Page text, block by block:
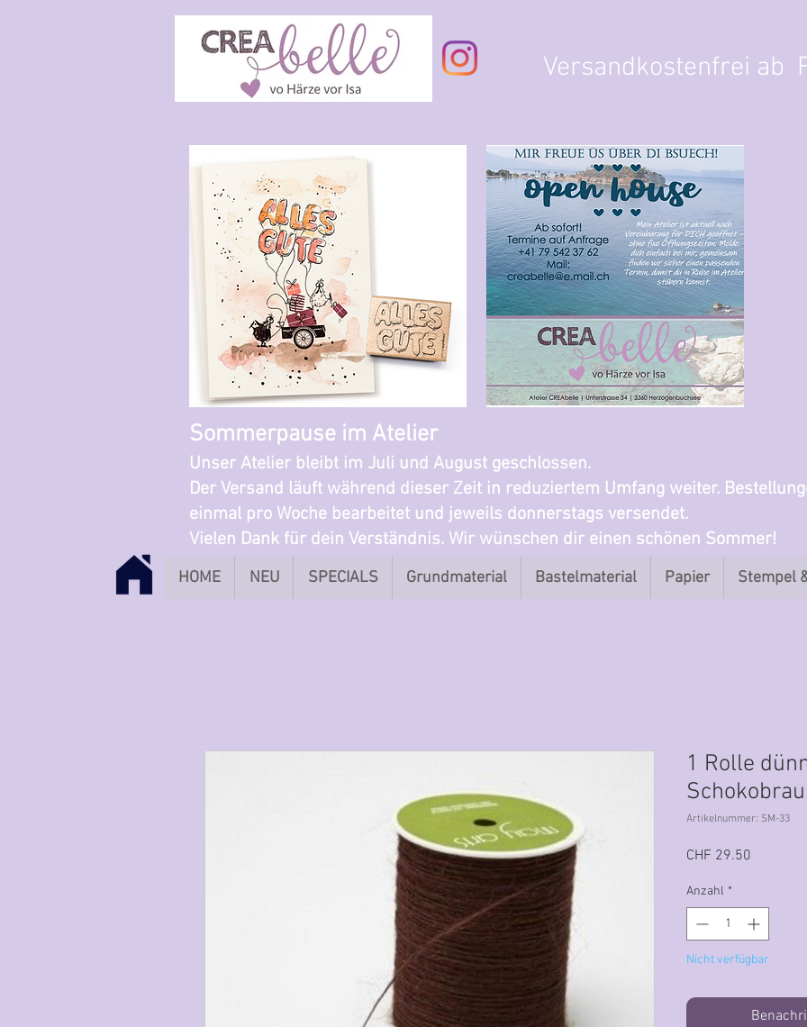
Versandkostenfrei ab
Sommerpause im Atelier
Unser Atelier bleibt im Juli und August geschlossen.
Der Versand läuft während dieser Zeit in reduziertem Umfang weiter.
einmal pro Woche bearbeitet und jeweils donnerstags versendet.
Vielen Dank für dein Verständnis. Wir wünschen dir einen schönen Sommer!
HOME NEU SPECIALS Grundmaterial Bastelmaterial Papier Stempel
1 Rolle
Artikelnummer: SM-33
CHF 29.50
Anzahl *
Nicht verfügbar